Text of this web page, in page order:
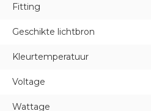
Fitting
Geschikte lichtbron
Kleurtemperatuur
Voltage
Wattage